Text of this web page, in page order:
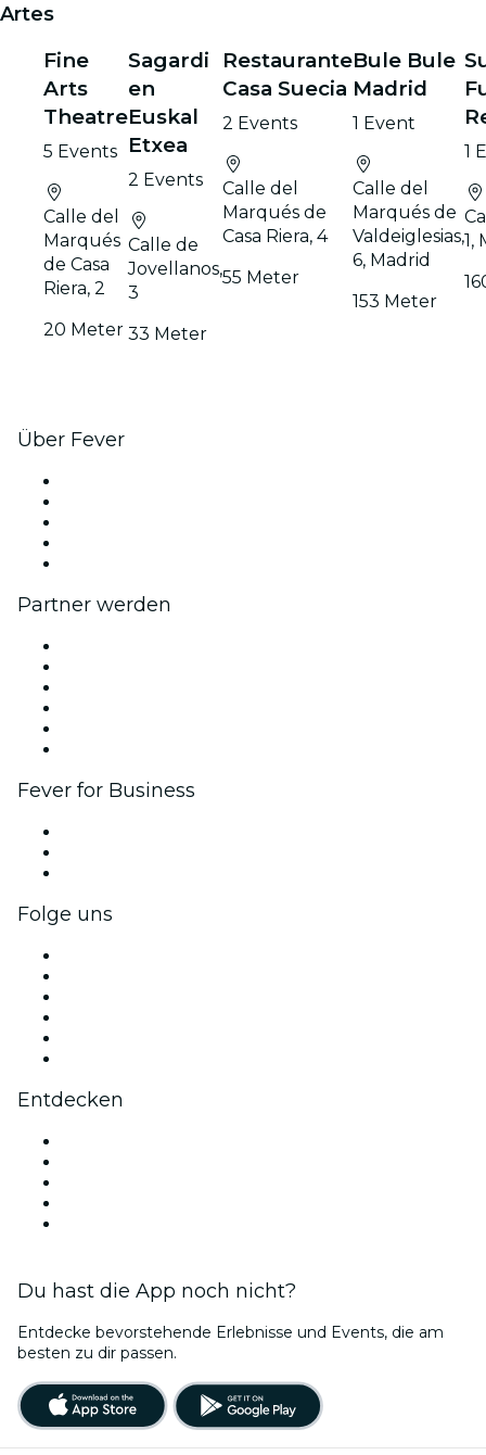
Artes
Fine
Arts
Theatre
5 Events
Calle del
Marqués
de Casa
Riera, 2
20 Meter
Sagardi
en
Euskal
Etxea
2 Events
Calle de
Jovellanos,
3
33 Meter
Restaurante
Casa Suecia
2 Events
Calle del
Marqués de
Casa Riera, 4
55 Meter
Bule Bule
Madrid
1 Event
Calle del
Marqués de
Valdeiglesias,
6, Madrid
153 Meter
1
1,
Über Fever
Partner werden
Fever for Business
Folge uns
Entdecken
Du hast die App noch nicht?
Entdecke bevorstehende Erlebnisse und Events, die am
besten zu dir passen.